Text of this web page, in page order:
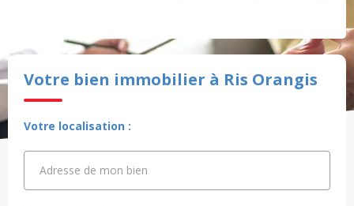
Votre bien immobilier à Ris Orangis
Votre localisation :
Adresse de mon bien
Adresse de mon bien